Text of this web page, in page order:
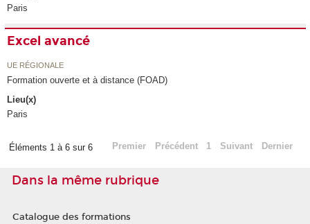
Paris
Excel avancé
UE RÉGIONALE
Formation ouverte et à distance (FOAD)
Lieu(x)
Paris
Éléments 1 à 6 sur 6 Premier Précédent 1 Suivant Dernier
Dans la même rubrique
Catalogue des formations